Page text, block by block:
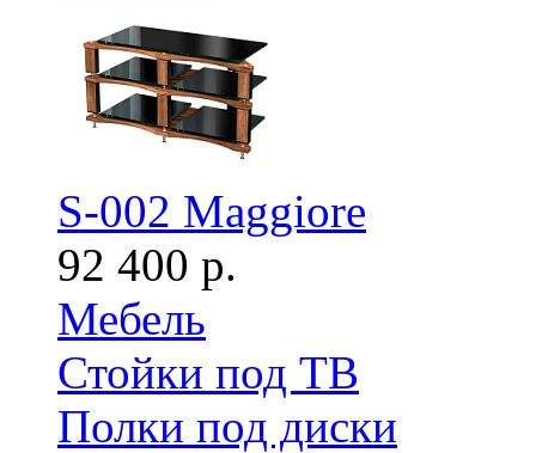
S-002 Maggiore
92 400 р.
Мебель
Стойки под ТВ
Полки под диски